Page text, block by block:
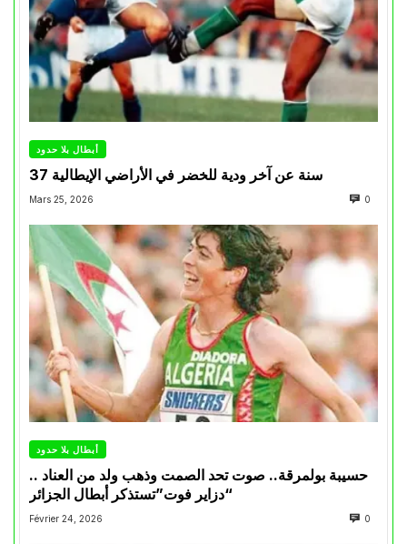
أبطال بلا حدود
37 سنة عن آخر ودية للخضر في الأراضي الإيطالية
Mars 25, 2026 0
أبطال بلا حدود
حسيبة بولمرقة.. صوت تحد الصمت وذهب ولد من العناد ..
“دزاير فوت”تستذكر أبطال الجزائر
Février 24, 2026 0